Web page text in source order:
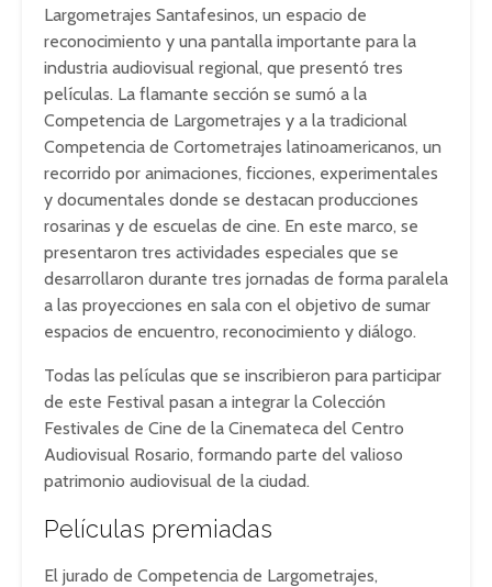
Largometrajes Santafesinos, un espacio de
reconocimiento y una pantalla importante para la
industria audiovisual regional, que presentó tres
películas. La flamante sección se sumó a la
Competencia de Largometrajes y a la tradicional
Competencia de Cortometrajes latinoamericanos, un
recorrido por animaciones, ficciones, experimentales
y documentales donde se destacan producciones
rosarinas y de escuelas de cine. En este marco, se
presentaron tres actividades especiales que se
desarrollaron durante tres jornadas de forma paralela
a las proyecciones en sala con el objetivo de sumar
espacios de encuentro, reconocimiento y diálogo.
Todas las películas que se inscribieron para participar
de este Festival pasan a integrar la Colección
Festivales de Cine de la Cinemateca del Centro
Audiovisual Rosario, formando parte del valioso
patrimonio audiovisual de la ciudad.
Películas premiadas
El jurado de Competencia de Largometrajes,